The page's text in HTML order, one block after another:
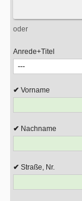
oder
Anrede+Titel
Vorname
Nachname
Straße, Nr.